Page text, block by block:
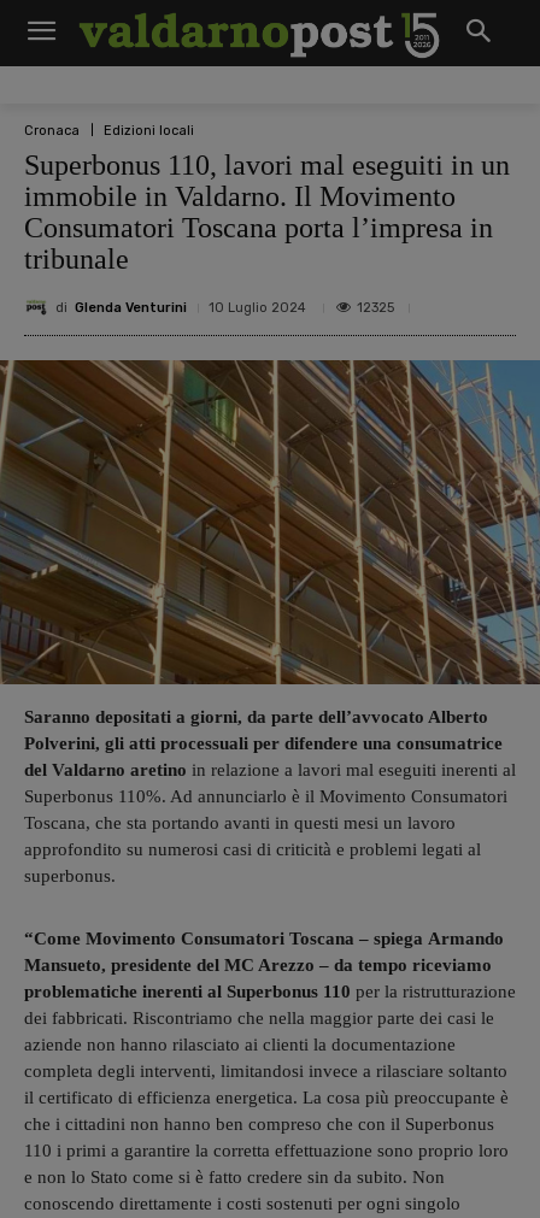
Cronaca Edizioni locali
Superbonus 110, lavori mal eseguiti in un
immobile in Valdarno. Il Movimento
Consumatori Toscana porta l’impresa in
tribunale
di Glenda Venturini 10 Luglio 2024 12325
Saranno depositati a giorni, da parte dell’avvocato Alberto
Polverini, gli atti processuali per difendere una consumatrice
del Valdarno aretino in relazione a lavori mal eseguiti inerenti al
Superbonus 110%. Ad annunciarlo è il Movimento Consumatori
Toscana, che sta portando avanti in questi mesi un lavoro
approfondito su numerosi casi di criticità e problemi legati al
superbonus.
“Come Movimento Consumatori Toscana – spiega Armando
Mansueto, presidente del MC Arezzo – da tempo riceviamo
problematiche inerenti al Superbonus 110 per la ristrutturazione
dei fabbricati. Riscontriamo che nella maggior parte dei casi le
aziende non hanno rilasciato ai clienti la documentazione
completa degli interventi, limitandosi invece a rilasciare soltanto
il certificato di efficienza energetica. La cosa più preoccupante è
che i cittadini non hanno ben compreso che con il Superbonus
110 i primi a garantire la corretta effettuazione sono proprio loro
e non lo Stato come si è fatto credere sin da subito. Non
conoscendo direttamente i costi sostenuti per ogni singolo